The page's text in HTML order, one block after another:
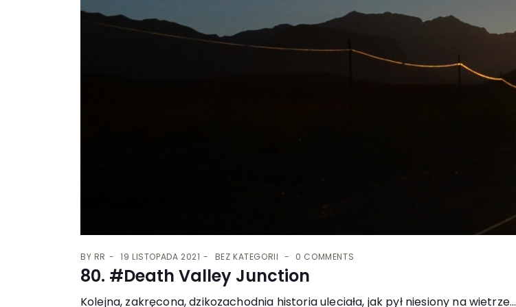
BY RR 19 LISTOPADA 2021 BEZ KATEGORII 0 COMMENTS
80. #Death Valley Junction
Kolejna, zakręcona, dzikozachodnia historia uleciała, jak pył niesiony na wietrze...